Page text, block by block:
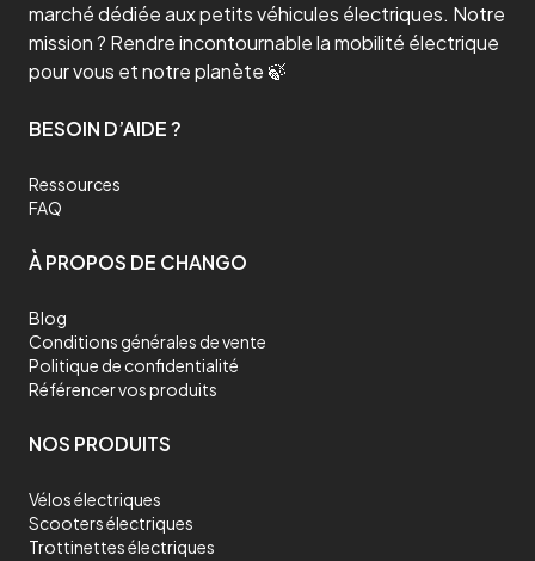
marché dédiée aux petits véhicules électriques. Notre
mission ? Rendre incontournable la mobilité électrique
pour vous et notre planète 🍃
BESOIN D’AIDE ?
Ressources
FAQ
À PROPOS DE CHANGO
Blog
Conditions générales de vente
Politique de confidentialité
Référencer vos produits
NOS PRODUITS
Vélos électriques
Scooters électriques
Trottinettes électriques